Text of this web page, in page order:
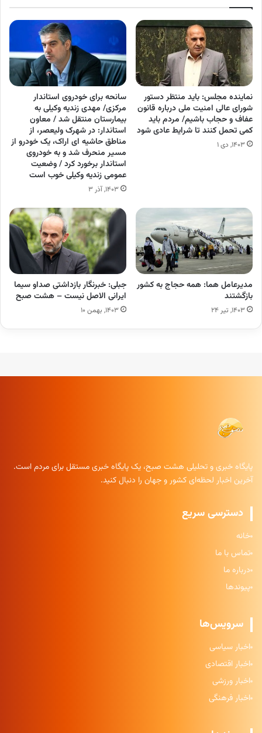
نماینده مجلس: باید منتظر دستور
شورای عالی امنیت ملی درباره قانون
عفاف و حجاب باشیم/ مردم باید
کمی تحمل کنند تا شرایط عادی شود
۱۴۰۳, دی ۱
سانحه برای خودروی استاندار
مرکزی/ مهدی زندیه وکیلی به
بیمارستان منتقل شد / معاون
استاندار: در شهرک ولیعصر، از
مناطق حاشیه ای اراک، یک خودرو از
مسیر منحرف شد و به خودروی
استاندار برخورد کرد / وضعیت
عمومی زندیه وکیلی خوب است
۱۴۰۳, آذر ۳
مدیرعامل هما: همه حجاج به کشور
بازگشتند
۱۴۰۳, تیر ۲۴
جبلی: خبرنگار بازداشتی صداو سیما
ایرانی الاصل نیست – هشت صبح
۱۴۰۳, بهمن ۱۰
پایگاه خبری و تحلیلی هشت صبح، یک پایگاه خبری مستقل برای مردم است.
آخرین اخبار لحظه‌ای کشور و جهان را دنبال کنید.
دسترسی سریع
خانه
تماس با ما
درباره ما
پیوندها
سرویس‌ها
اخبار سیاسی
اخبار اقتصادی
اخبار ورزشی
اخبار فرهنگی